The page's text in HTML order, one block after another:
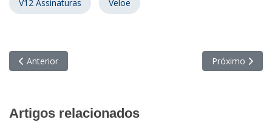
V12 Assinaturas Veloe
Artigo anterior: Dia da Frota 2026 destaca tecnologia e
Anterior Próximo
Próximo
Artigos relacionados